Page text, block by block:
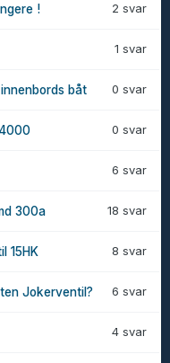
2 svar
!
1 svar
0 svar
båt
0 svar
6 svar
18 svar
300a
8 svar
15HK
6 svar
Jokerventil?
4 svar